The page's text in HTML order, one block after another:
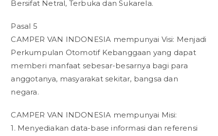
Bersifat Netral, Terbuka dan Sukarela.
Pasal 5
CAMPER VAN INDONESIA mempunyai Visi: Menjadi
Perkumpulan Otomotif Kebanggaan yang dapat
memberi manfaat sebesar-besarnya bagi para
anggotanya, masyarakat sekitar, bangsa dan
negara.
CAMPER VAN INDONESIA mempunyai Misi:
1. Menyediakan data-base informasi dan referensi